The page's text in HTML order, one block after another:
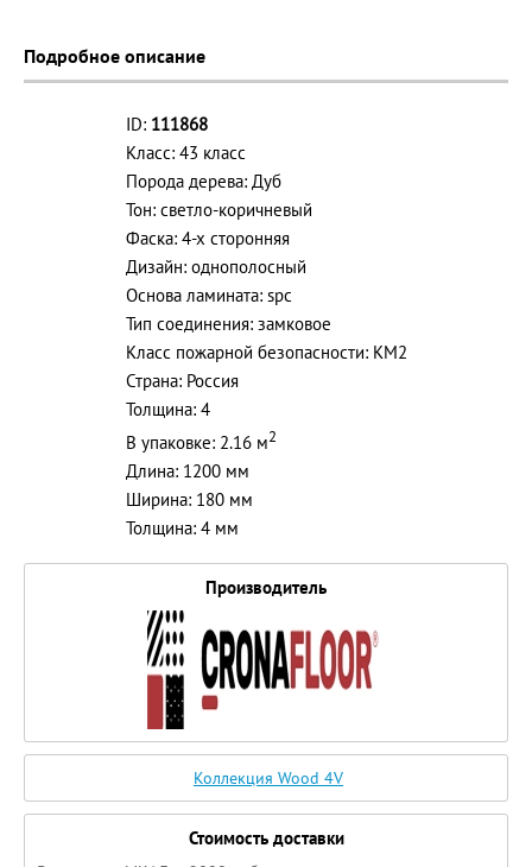
Подробное описание
ID: 111868
Класс: 43 класс
Порода дерева: Дуб
Тон: светло-коричневый
Фаска: 4-х сторонняя
Дизайн: однополосный
Основа ламината: spc
Тип соединения: замковое
Класс пожарной безопасности: КМ2
Страна: Россия
Толщина: 4
В упаковке: 2.16 м2
Длина: 1200 мм
Ширина: 180 мм
Толщина: 4 мм
Производитель
Коллекция Wood 4V
Стоимость доставки